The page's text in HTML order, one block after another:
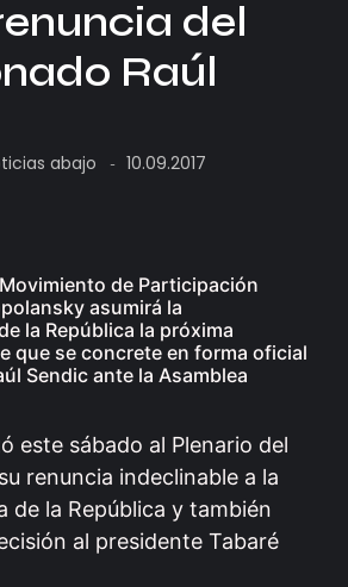
del
Raúl
abajo - 10.09.2017
de Participación
asumirá la
la República la próxima
que se concrete en forma oficial
Sendic ante la Asamblea
este sábado al Plenario del
renuncia indeclinable a la
de la República y también
al presidente Tabaré